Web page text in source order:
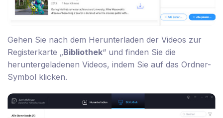
Gehen Sie nach dem Herunterladen der Videos zur
Registerkarte „Bibliothek“ und finden Sie die
heruntergeladenen Videos, indem Sie auf das Ordner-
Symbol klicken.